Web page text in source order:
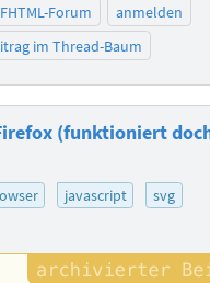
Forum
anmelden
im Thread-Baum
(funktioniert
javascript svg